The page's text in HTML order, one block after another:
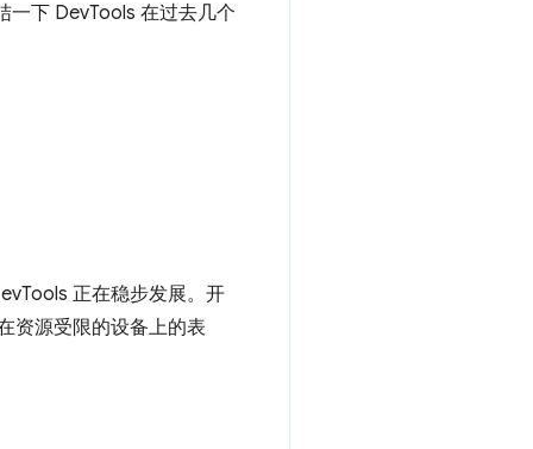
一下 DevTools 在过去几个
正在稳步发展。开
资源受限的设备上的表